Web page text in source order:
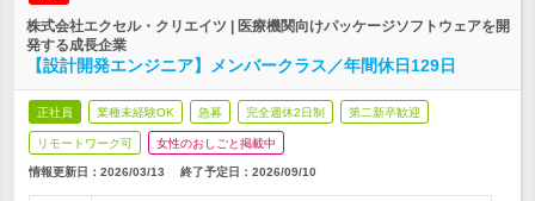
株式会社エクセル・クリエイツ | 医療機関向けパッケージソフトウェアを開
発する成長企業
【設計開発エンジニア】メンバークラス／年間休日129日
正社員 業種未経験OK 急募 完全週休2日制 第二新卒歓迎
リモートワーク可 女性のおしごと掲載中
情報更新日：2026/03/13 終了予定日： 2026/09/10